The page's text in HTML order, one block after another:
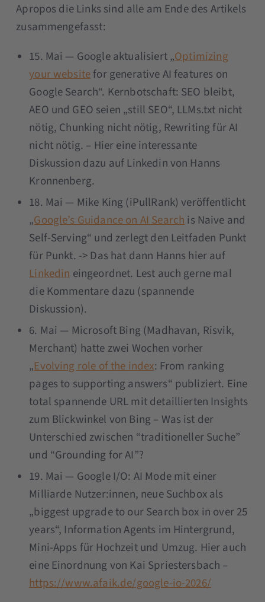
Apropos die Links sind alle am Ende des Artikels
zusammengefasst:
15. Mai — Google aktualisiert „Optimizing
your websitefor generative AI features on
Google Search“. Kernbotschaft: SEO bleibt,
AEO und GEO seien „still SEO“, LLMs.txt nicht
nötig, Chunking nicht nötig, Rewriting für AI
nicht nötig. – Hier eine interessante
Diskussion dazu auf Linkedin von Hanns
Kronnenberg.
18. Mai — Mike King (iPullRank) veröffentlicht
„Google’s Guidance on AI Searchis Naive and
Self-Serving“ und zerlegt den Leitfaden Punkt
für Punkt. -> Das hat dann Hanns hier auf
Linkedineingeordnet. Lest auch gerne mal
die Kommentare dazu (spannende
Diskussion).
6. Mai — Microsoft Bing (Madhavan, Risvik,
Merchant) hatte zwei Wochen vorher
„Evolving role of the index: From ranking
pages to supporting answers“ publiziert. Eine
total spannende URL mit detaillierten Insights
zum Blickwinkel von Bing – Was ist der
Unterschied zwischen “traditioneller Suche”
und “Grounding for AI”?
19. Mai — Google I/O: AI Mode mit einer
Milliarde Nutzer:innen, neue Suchbox als
„biggest upgrade to our Search box in over 25
years“, Information Agents im Hintergrund,
Mini-Apps für Hochzeit und Umzug. Hier auch
eine Einordnung von Kai Spriestersbach –
https://www.afaik.de/google-io-2026/